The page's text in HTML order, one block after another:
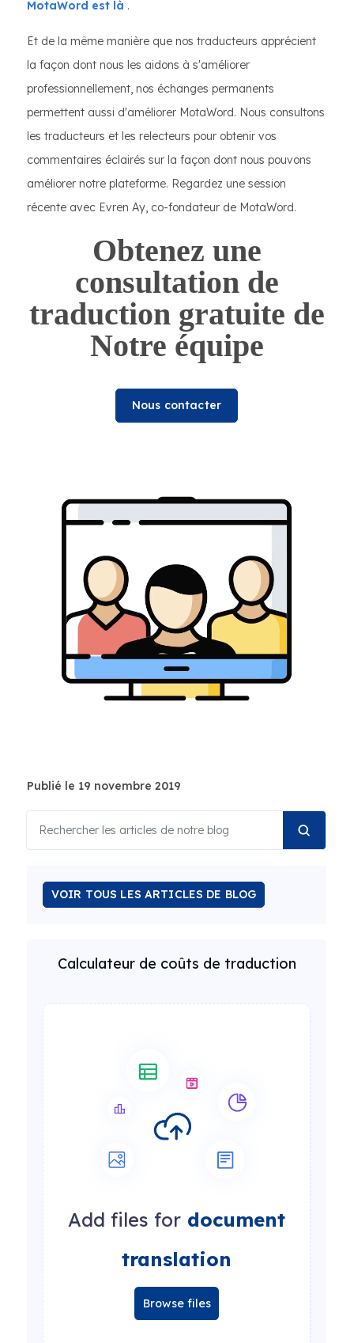
MotaWord est là .
Et de la même manière que nos traducteurs apprécient
la façon dont nous les aidons à s'améliorer
professionnellement, nos échanges permanents
permettent aussi d'améliorer MotaWord. Nous consultons
les traducteurs et les relecteurs pour obtenir vos
commentaires éclairés sur la façon dont nous pouvons
améliorer notre plateforme. Regardez une session
récente avec Evren Ay, co-fondateur de MotaWord.
Obtenez une
consultation de
traduction gratuite de
Notre équipe
Nous contacter
Publié le 19 novembre 2019
VOIR TOUS LES ARTICLES DE BLOG
Calculateur de coûts de traduction
Add files for document
translation
Browse files